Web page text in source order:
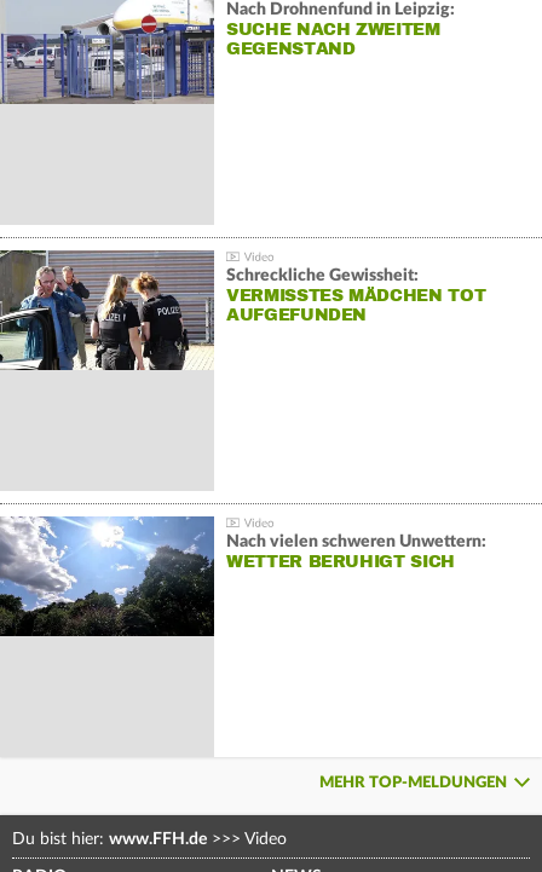
Nach Drohnenfund in Leipzig:
SUCHE NACH ZWEITEM
GEGENSTAND
Schreckliche Gewissheit:
VERMISSTES MÄDCHEN TOT
AUFGEFUNDEN
Nach vielen schweren Unwettern:
WETTER BERUHIGT SICH
MEHR TOP-MELDUNGEN
Du bist hier: www.FFH.de >>> Video